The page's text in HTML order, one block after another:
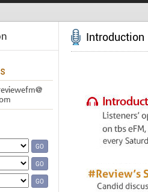
GO
GO
GO
Introduction